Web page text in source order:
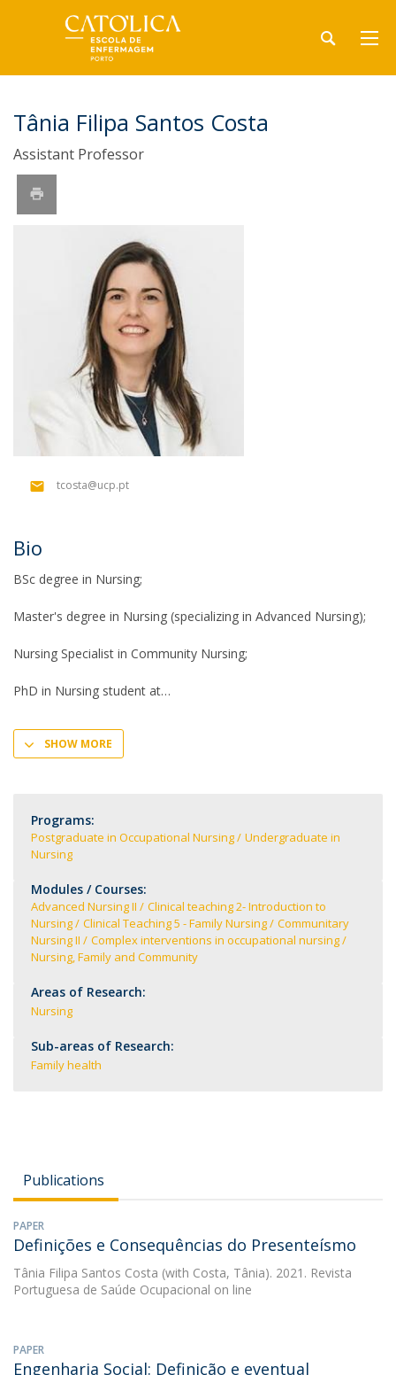
Tânia Filipa Santos Costa
Assistant Professor
tcosta@ucp.pt
Bio
BSc degree in Nursing;
Master's degree in Nursing (specializing in Advanced Nursing);
Nursing Specialist in Community Nursing;
PhD in Nursing student at
SHOW MORE
Programs:
Postgraduate in Occupational Nursing
Undergraduate in
Nursing
Modules / Courses:
Advanced Nursing II
Clinical teaching 2- Introduction to
Nursing
Clinical Teaching 5 - Family Nursing
Communitary
Nursing II
Complex interventions in occupational nursing
Nursing, Family and Community
Areas of Research:
Nursing
Sub-areas of Research:
Family health
Publications
PAPER
Definições e Consequências do Presenteísmo
Tânia Filipa Santos Costa (with Costa, Tânia). 2021. Revista
Portuguesa de Saúde Ocupacional on line
PAPER
Engenharia Social: Definição e eventual